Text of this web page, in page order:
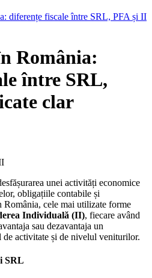
diferențe fiscale între SRL, PFA și II
România:
între SRL,
clar
unei activități economice
obligațiile contabile și
cele mai utilizate forme
Individuală (II), fiecare având
sau dezavantaja un
activitate și de nivelul veniturilor.
SRL